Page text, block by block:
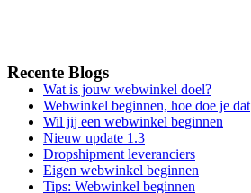
Recente Blogs
Wat is jouw webwinkel doel?
Webwinkel beginnen, hoe doe je dat
Wil jij een webwinkel beginnen
Nieuw update 1.3
Dropshipment leveranciers
Eigen webwinkel beginnen
Tips: Webwinkel beginnen